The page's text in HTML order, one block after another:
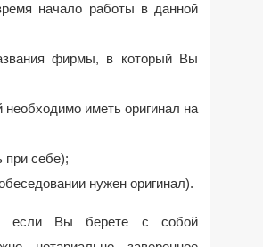
начало работы в данной
фирмы, в который Вы
необходимо иметь оригинал на
при себе);
нужен оригинал).
если Вы берете с собой